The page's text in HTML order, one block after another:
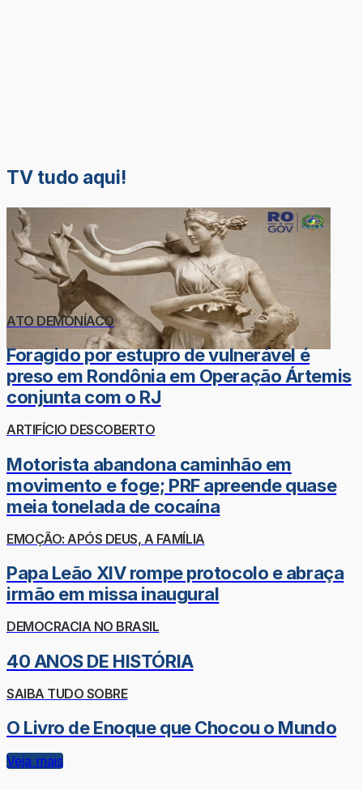
TV tudo aqui!
ATO DEMONÍACO
Foragido por estupro de vulnerável é
preso em Rondônia em Operação Ártemis
conjunta com o RJ
ARTIFÍCIO DESCOBERTO
Motorista abandona caminhão em
movimento e foge; PRF apreende quase
meia tonelada de cocaína
EMOÇÃO: APÓS DEUS, A FAMÍLIA
Papa Leão XIV rompe protocolo e abraça
irmão em missa inaugural
DEMOCRACIA NO BRASIL
40 ANOS DE HISTÓRIA
SAIBA TUDO SOBRE
O Livro de Enoque que Chocou o Mundo
Veja mais